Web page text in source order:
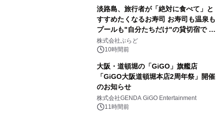
淡路島、旅行者が「絶対に食べて」と
すすめたくなるお寿司 お寿司も温泉も
プールも"自分たちだけ"の貸切宿で 1
日1組限定「岩屋温泉 絵島別庭 海と
森」の握り寿司プラン
株式会社ぷらど
10時間前
大阪・道頓堀の「GiGO」旗艦店
「GiGO大阪道頓堀本店2周年祭」開催
のお知らせ
株式会社GENDA GiGO Entertainment
11時間前